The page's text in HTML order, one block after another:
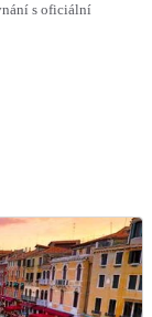
s oficiální